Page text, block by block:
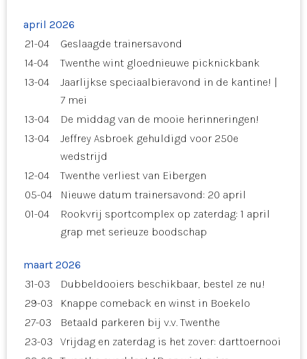
april 2026
21-04
Geslaagde trainersavond
14-04
Twenthe wint gloednieuwe picknickbank
13-04
Jaarlijkse speciaalbieravond in de kantine! |
7 mei
13-04
De middag van de mooie herinneringen!
13-04
Jeffrey Asbroek gehuldigd voor 250e
wedstrijd
12-04
Twenthe verliest van Eibergen
05-04
Nieuwe datum trainersavond: 20 april
01-04
Rookvrij sportcomplex op zaterdag: 1 april
grap met serieuze boodschap
maart 2026
31-03
Dubbeldooiers beschikbaar, bestel ze nu!
29-03
Knappe comeback en winst in Boekelo
27-03
Betaald parkeren bij v.v. Twenthe
23-03
Vrijdag en zaterdag is het zover: darttoernooi